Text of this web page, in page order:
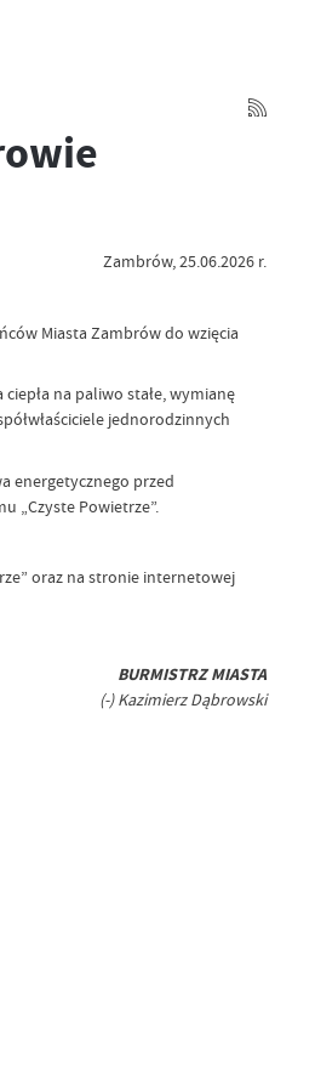
Zambrów, 25.06.2026 r.
Miasta Zambrów do wzięcia
na paliwo stałe, wymianę
jednorodzinnych
energetycznego przed
„Czyste Powietrze”.
oraz na stronie internetowej
BURMISTRZ MIASTA
(-) Kazimierz Dąbrowski